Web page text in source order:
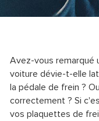
Avez-vous remarqué
voiture dévie-t-elle
la pédale de frein ?
correctement ? Si
vos plaquettes de